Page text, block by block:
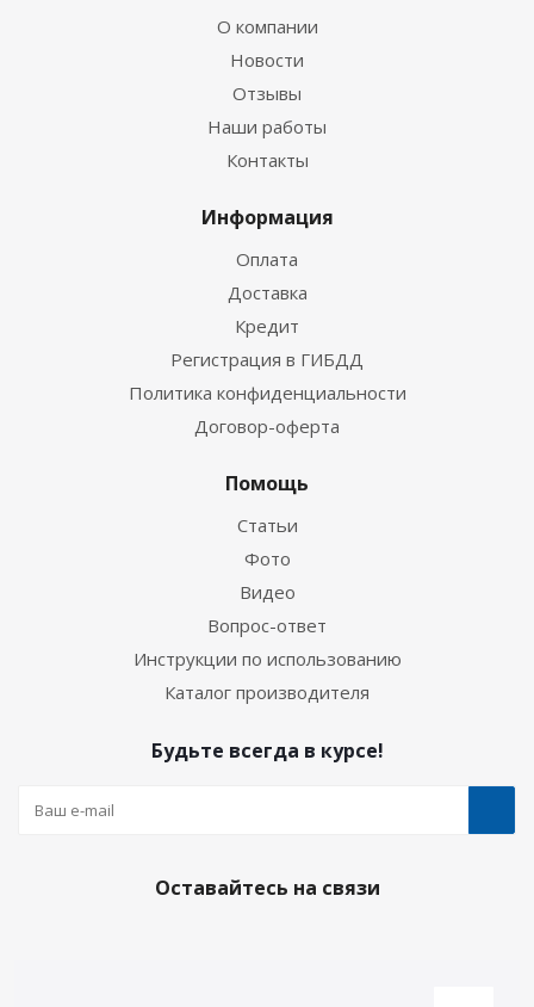
О компании
Новости
Отзывы
Наши работы
Контакты
Информация
Оплата
Доставка
Кредит
Регистрация в ГИБДД
Политика конфиденциальности
Договор-оферта
Помощь
Статьи
Фото
Видео
Вопрос-ответ
Инструкции по использованию
Каталог производителя
Будьте всегда в курсе!
Оставайтесь на связи